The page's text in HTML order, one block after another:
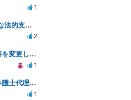
1
DV被害の緊急対応と継続的な法的支援を求む
2
協議離婚で一度了承した内容を変更したいです
1
健康被害による離婚請求、弁護士代理で迅速な手続き希望
1